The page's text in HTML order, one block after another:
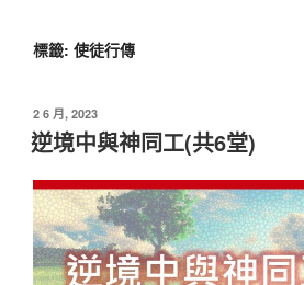
標籤: 使徒行傳
發
佈
於
2 6 月, 2023
逆境中與神同工(共6堂)